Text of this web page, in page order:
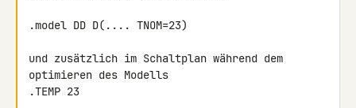
.model DD D(.... TNOM=23)
und zusätzlich im Schaltplan während dem
optimieren des Modells
.TEMP 23